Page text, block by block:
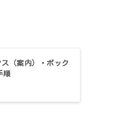
（案内）・ボック
順